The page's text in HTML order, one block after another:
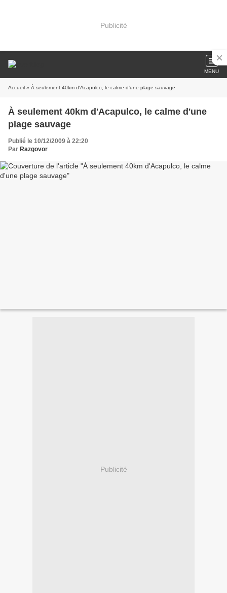
Publicité
MENU
Accueil » À seulement 40km d'Acapulco, le calme d'une plage sauvage
À seulement 40km d'Acapulco, le calme d'une
plage sauvage
Publié le 10/12/2009 à 22:20
Par Razgovor
Publicité